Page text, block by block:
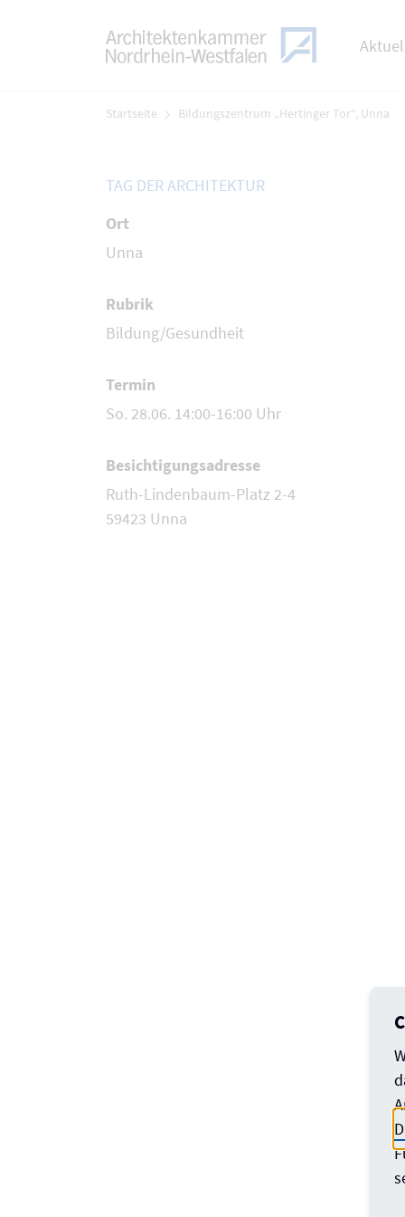
Startseite Bildungszentrum „Hertinger Tor“, Unna
TAG DER ARCHITEKTUR
Ort
Unna
Rubrik
Bildung/Gesundheit
Termin
So. 28.06. 14:00-16:00 Uhr
Besichtigungsadresse
Ruth-Lindenbaum-Platz 2-4
59423 Unna